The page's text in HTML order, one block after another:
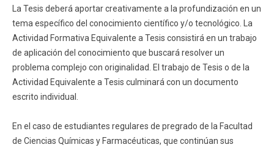
La Tesis deberá aportar creativamente a la profundización en un
tema específico del conocimiento científico y/o tecnológico. La
Actividad Formativa Equivalente a Tesis consistirá en un trabajo
de aplicación del conocimiento que buscará resolver un
problema complejo con originalidad. El trabajo de Tesis o de la
Actividad Equivalente a Tesis culminará con un documento
escrito individual.
En el caso de estudiantes regulares de pregrado de la Facultad
de Ciencias Químicas y Farmacéuticas, que continúan sus